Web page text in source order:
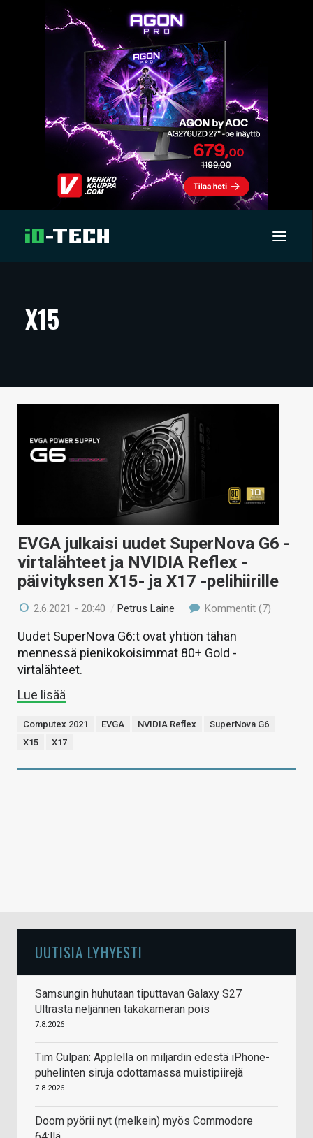
ARTIKKELIT
TECHBBS
HINTA.FI
HAKU
X15
EVGA julkaisi uudet SuperNova G6 -
virtalähteet ja NVIDIA Reflex -
päivityksen X15- ja X17 -pelihiirille
2.6.2021 - 20:40 /Petrus Laine Kommentit (7)
Uudet SuperNova G6:t ovat yhtiön tähän
mennessä pienikokoisimmat 80+ Gold -
virtalähteet.
Lue lisää
Computex 2021 EVGA NVIDIA Reflex
SuperNova G6
X15
X17
UUTISIA LYHYESTI
Samsungin huhutaan tiputtavan Galaxy S27
Ultrasta neljännen takakameran pois
7.8.2026
Tim Culpan: Applella on miljardin edestä iPhone-
puhelinten siruja odottamassa muistipiirejä
7.8.2026
Doom pyörii nyt (melkein) myös Commodore